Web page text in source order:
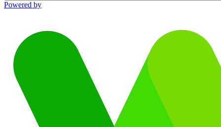
Powered by